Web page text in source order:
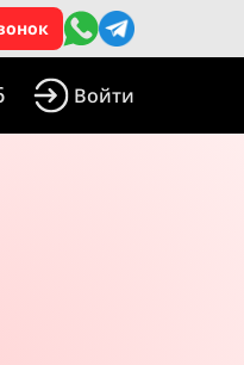
Войти